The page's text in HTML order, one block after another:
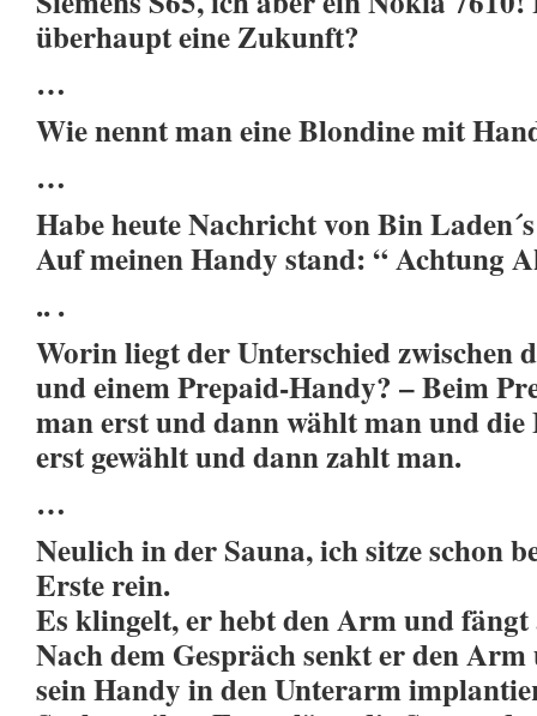
überhaupt eine Zukunft?
…
Wie nennt man eine Blondine mit
…
Habe heute Nachricht von Bin
Auf meinen Handy stand: “ Achtung
.. .
Worin liegt der Unterschied zwischen
und einem Prepaid-Handy? – Beim
man erst und dann wählt man und
erst gewählt und dann zahlt man.
…
Neulich in der Sauna, ich sitze schon
Erste rein.
Es klingelt, er hebt den Arm und fängt
Nach dem Gespräch senkt er den
sein Handy in den Unterarm